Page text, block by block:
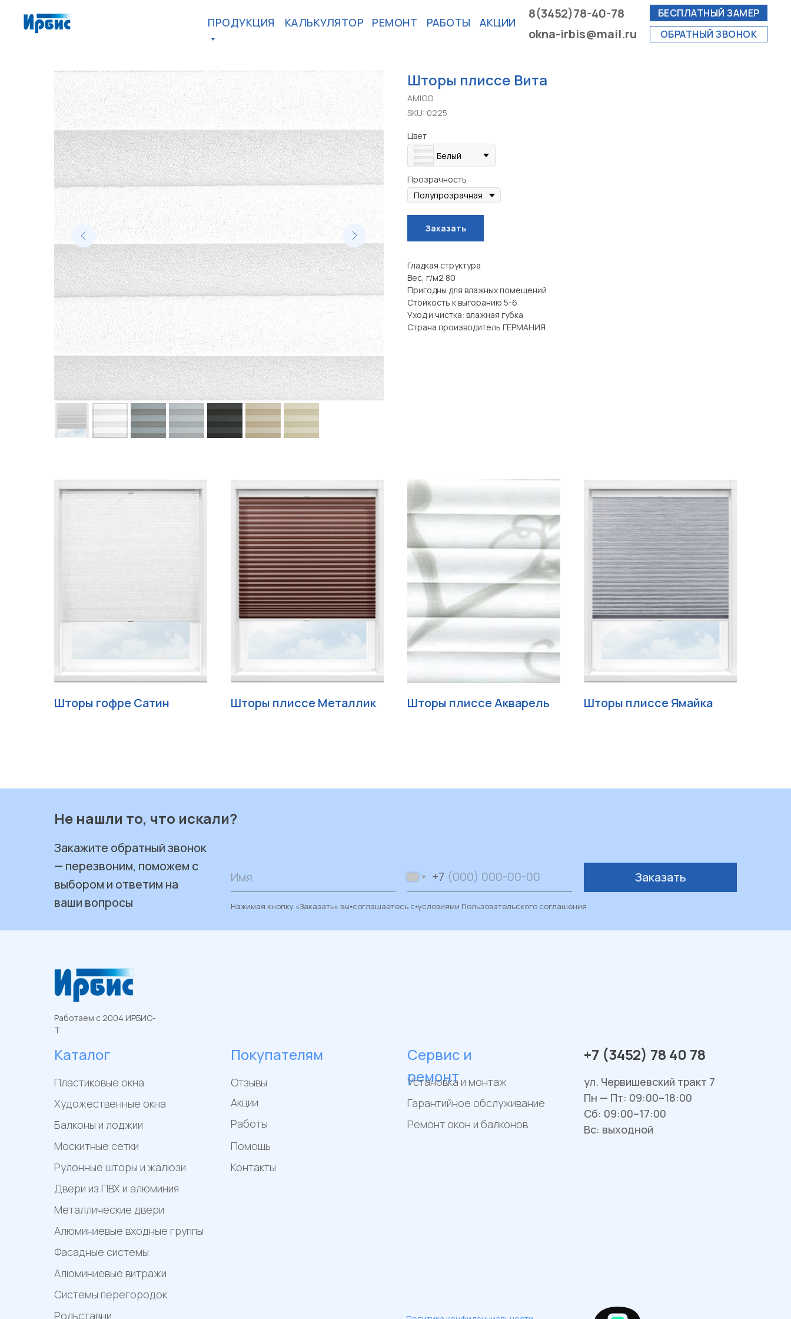
8(3452)78-40-78
okna-irbis@mail.ru
БЕСПЛАТНЫЙ ЗАМЕР
ОБРАТНЫЙ ЗВОНОК
ПРОДУКЦИЯ КАЛЬКУЛЯТОР АКЦИИ
РЕМОНТ РАБОТЫ
Шторы плиссе Вита
AMIGO
SKU: 0225
Цвет
Белый
Прозрачность
Заказать
Гладкая структура
Вес, г/м2 80
Пригодны для влажных помещений
Стойкость к выгоранию 5-6
Уход и чистка: влажная губка
Страна производитель ГЕРМАНИЯ
Шторы гофре Сатин Шторы плиссе Металлик Шторы плиссе Акварель Шторы плиссе Ямайка
Имя +7 Заказать
Нажимая кнопку «Заказать» вы⦁соглашаетесь с⦁условиями Пользовательского соглашения
Не нашли то, что искали?
Закажите обратный звонок
— перезвоним, поможем с
выбором и ответим на
ваши вопросы
Работаем с 2004 ИРБИС-
Т
Каталог Покупателям
Сервис и
ремонт
+7 (3452) 78 40 78
Пластиковые окна
Художественные окна
Балконы и лоджии
Металлические двери
Москитные сетки
Двери из ПВХ и алюминия
Рулонные шторы и жалюзи
Алюминиевые входные группы
Фасадные системы
Алюминиевые витражи
Системы перегородок
Рольставни
Отзывы
Акции
Работы
Помощь
Контакты
Установка и монтаж
Гарантийное обслуживание
Ремонт окон и балконов
ул. Червишевский тракт 7
Пн — Пт: 09:00–18:00
Сб: 09:00–17:00
Вс: выходной